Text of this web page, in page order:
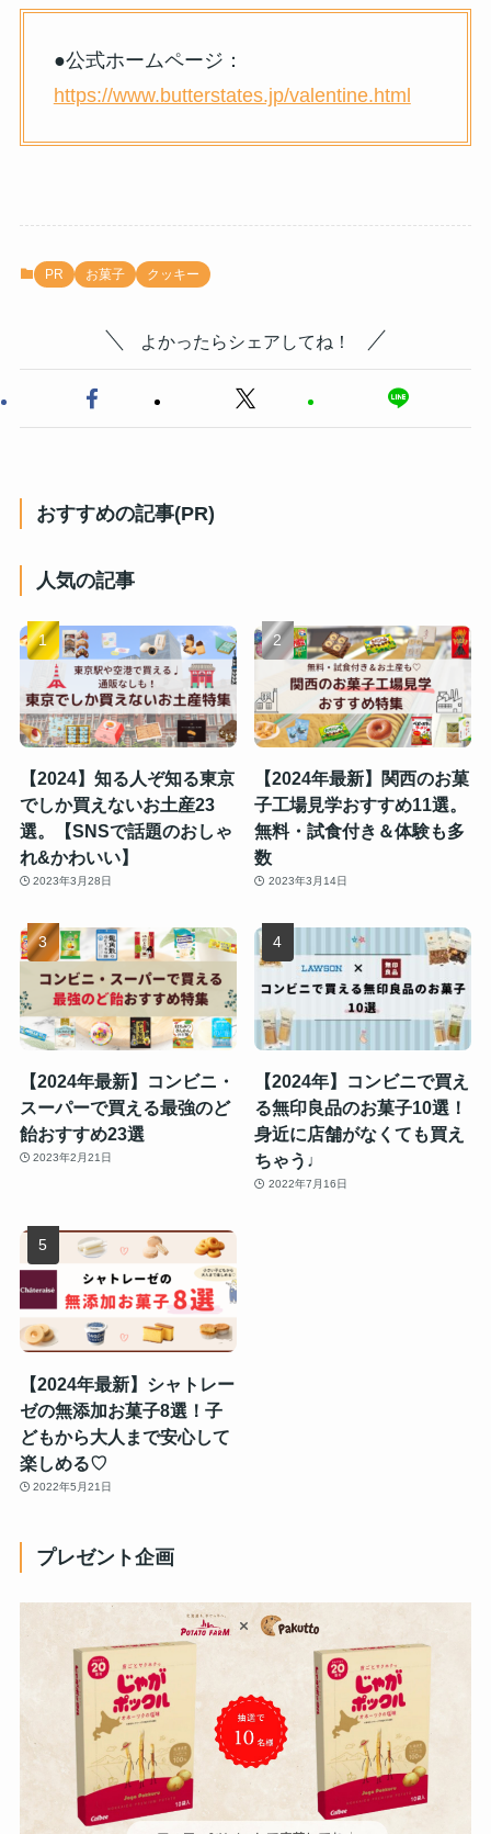
●公式ホームページ：
https://www.butterstates.jp/valentine.html
PR お菓子 クッキー
よかったらシェアしてね！
おすすめの記事(PR)
人気の記事
【2024】知る人ぞ知る東京
でしか買えないお土産23
選。【SNSで話題のおしゃ
れ&かわいい】
2023年3月28日
【2024年最新】関西のお菓
子工場見学おすすめ11選。
無料・試食付き＆体験も多
数
2023年3月14日
【2024年最新】コンビニ・
スーパーで買える最強のど
飴おすすめ23選
2023年2月21日
【2024年】コンビニで買え
る無印良品のお菓子10選！
身近に店舗がなくても買え
ちゃう♩
2022年7月16日
【2024年最新】シャトレー
ゼの無添加お菓子8選！子
どもから大人まで安心して
楽しめる♡
2022年5月21日
プレゼント企画